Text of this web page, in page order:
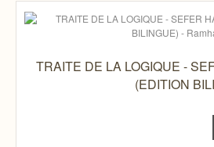
TRAITE DE LA LOGIQUE -
(EDITION